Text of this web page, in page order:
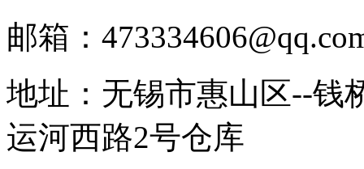
邮箱：
地址：无锡市惠山区--钱
运河西路2号仓库